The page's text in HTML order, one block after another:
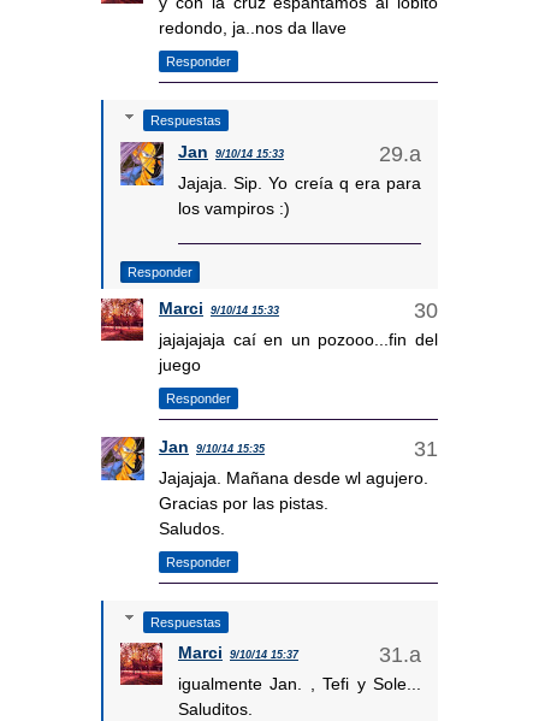
redondo, ja..nos da llave
Responder
Respuestas
Jan 9/10/14 15:33
Jajaja. Sip. Yo creía q era para
los vampiros :)
Responder
Marci 9/10/14 15:33
jajajajaja caí en un pozooo...fin del
juego
Responder
Jan 9/10/14 15:35
Jajajaja. Mañana desde wl agujero.
Gracias por las pistas.
Saludos.
Responder
Respuestas
Marci 9/10/14 15:37
igualmente Jan. , Tefi y Sole...
Saluditos.